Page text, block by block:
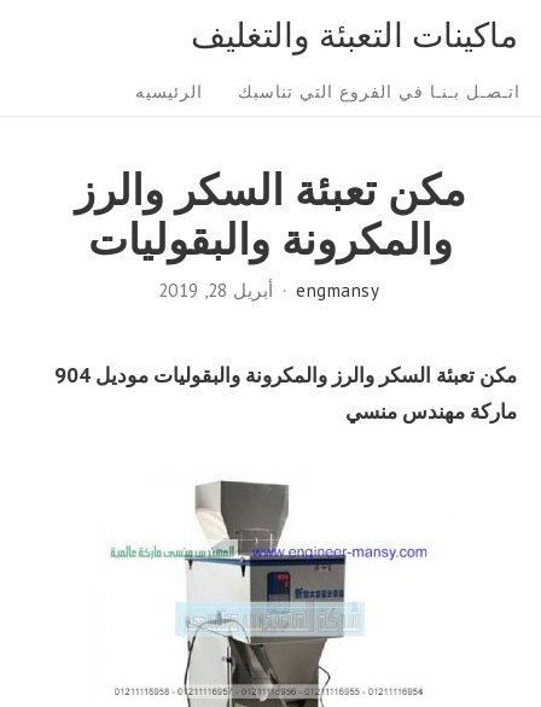
content
ماكينات التعبئة والتغليف
Site
Navigation
اتـصـل بـنـا في الفروع التي تناسبك الرئيسيه
مكن تعبئة السكر والرز
والمكرونة والبقوليات
engmansy أبريل 28, 2019
مكن تعبئة السكر والرز والمكرونة والبقوليات موديل 904
ماركة مهندس منسي